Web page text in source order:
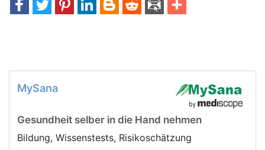
MySana
Gesundheit selber in die Hand nehmen
Bildung, Wissenstests, Risikoschätzung